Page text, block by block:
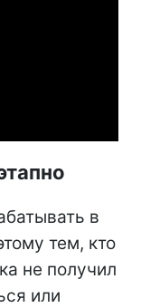
в
тем, кто
не получил
или